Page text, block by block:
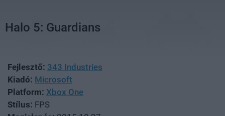
Halo 5: Guardians
Fejlesztő: 343 Industries
Kiadó: Microsoft
Platform: Xbox One
Stílus: FPS